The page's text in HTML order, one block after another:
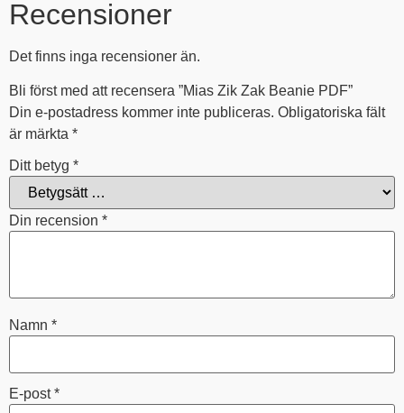
Recensioner
Det finns inga recensioner än.
Bli först med att recensera ”Mias Zik Zak Beanie PDF”
Din e-postadress kommer inte publiceras. Obligatoriska fält
är märkta *
Ditt betyg *
Din recension *
Namn *
E-post*